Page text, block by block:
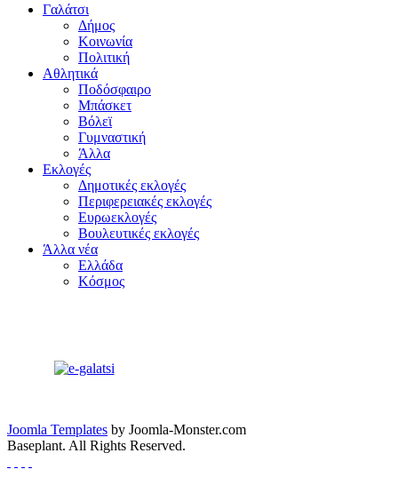
Γαλάτσι
Δήμος
Κοινωνία
Πολιτική
Αθλητικά
Ποδόσφαιρο
Μπάσκετ
Βόλεϊ
Γυμναστική
Άλλα
Εκλογές
Δημοτικές εκλογές
Περιφερειακές εκλογές
Ευρωεκλογές
Βουλευτικές εκλογές
Άλλα νέα
Ελλάδα
Κόσμος
Joomla Templates by Joomla-Monster.com
Baseplant. All Rights Reserved.